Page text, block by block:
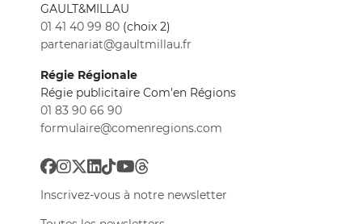
GAULT&MILLAU
01 41 40 99 80 (choix 2)
partenariat@gaultmillau.fr
Régie Régionale
Régie publicitaire Com'en Régions
01 83 90 66 90
formulaire@comenregions.com
Inscrivez-vous à notre newsletter